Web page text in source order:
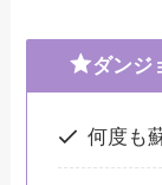
ダンジ
何度も